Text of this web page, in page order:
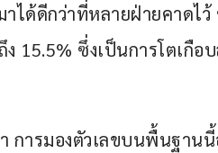
ได้ดีกว่าที่หลายฝ่ายคาดไว้
15.5% ซึ่งเป็นการโตเกือบ
การมองตัวเลขบนพื้นฐาน